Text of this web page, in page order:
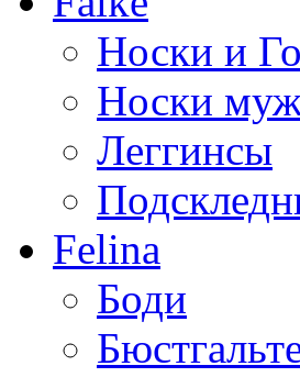
Носки и
Носки
Леггинсы
Felina
Боди